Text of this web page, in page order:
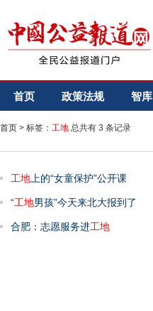
首页 政策法规 智库
首页 > 标签： 工地 总共有 3 条记录
工地 上的“女童保护”公开课
“工地男孩”今天来北大报到了
合肥：志愿服务进工地